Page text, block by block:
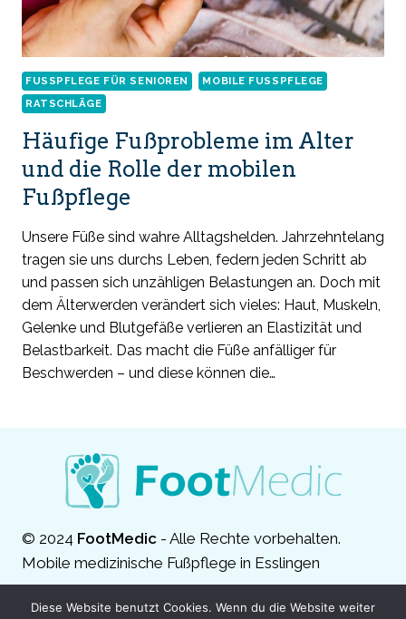
FUSSPFLEGE FÜR SENIOREN
MOBILE FUSSPFLEGE
RATSCHLÄGE
Häufige Fußprobleme im Alter
und die Rolle der mobilen
Fußpflege
Unsere Füße sind wahre Alltagshelden. Jahrzehntelang
tragen sie uns durchs Leben, federn jeden Schritt ab
und passen sich unzähligen Belastungen an. Doch mit
dem Älterwerden verändert sich vieles: Haut, Muskeln,
Gelenke und Blutgefäße verlieren an Elastizität und
Belastbarkeit. Das macht die Füße anfälliger für
Beschwerden – und diese können die…
© 2024 FootMedic - Alle Rechte vorbehalten.
Mobile medizinische Fußpflege in Esslingen
Impressum Datenschutz
Diese Website benutzt Cookies. Wenn du die Website weiter